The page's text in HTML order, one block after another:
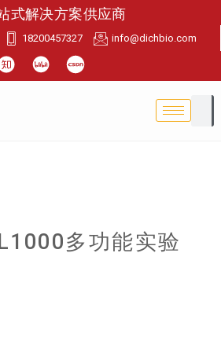
式解决方案供应商
18200457327 info@dichbio.com
多功能实验